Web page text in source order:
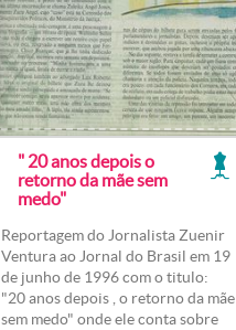
" 20 anos depois o
retorno da mãe sem
medo"
Reportagem do Jornalista Zuenir
Ventura ao Jornal do Brasil em 19
de junho de 1996 com o titulo:
"20 anos depois , o retorno da mãe
sem medo" onde ele conta sobre